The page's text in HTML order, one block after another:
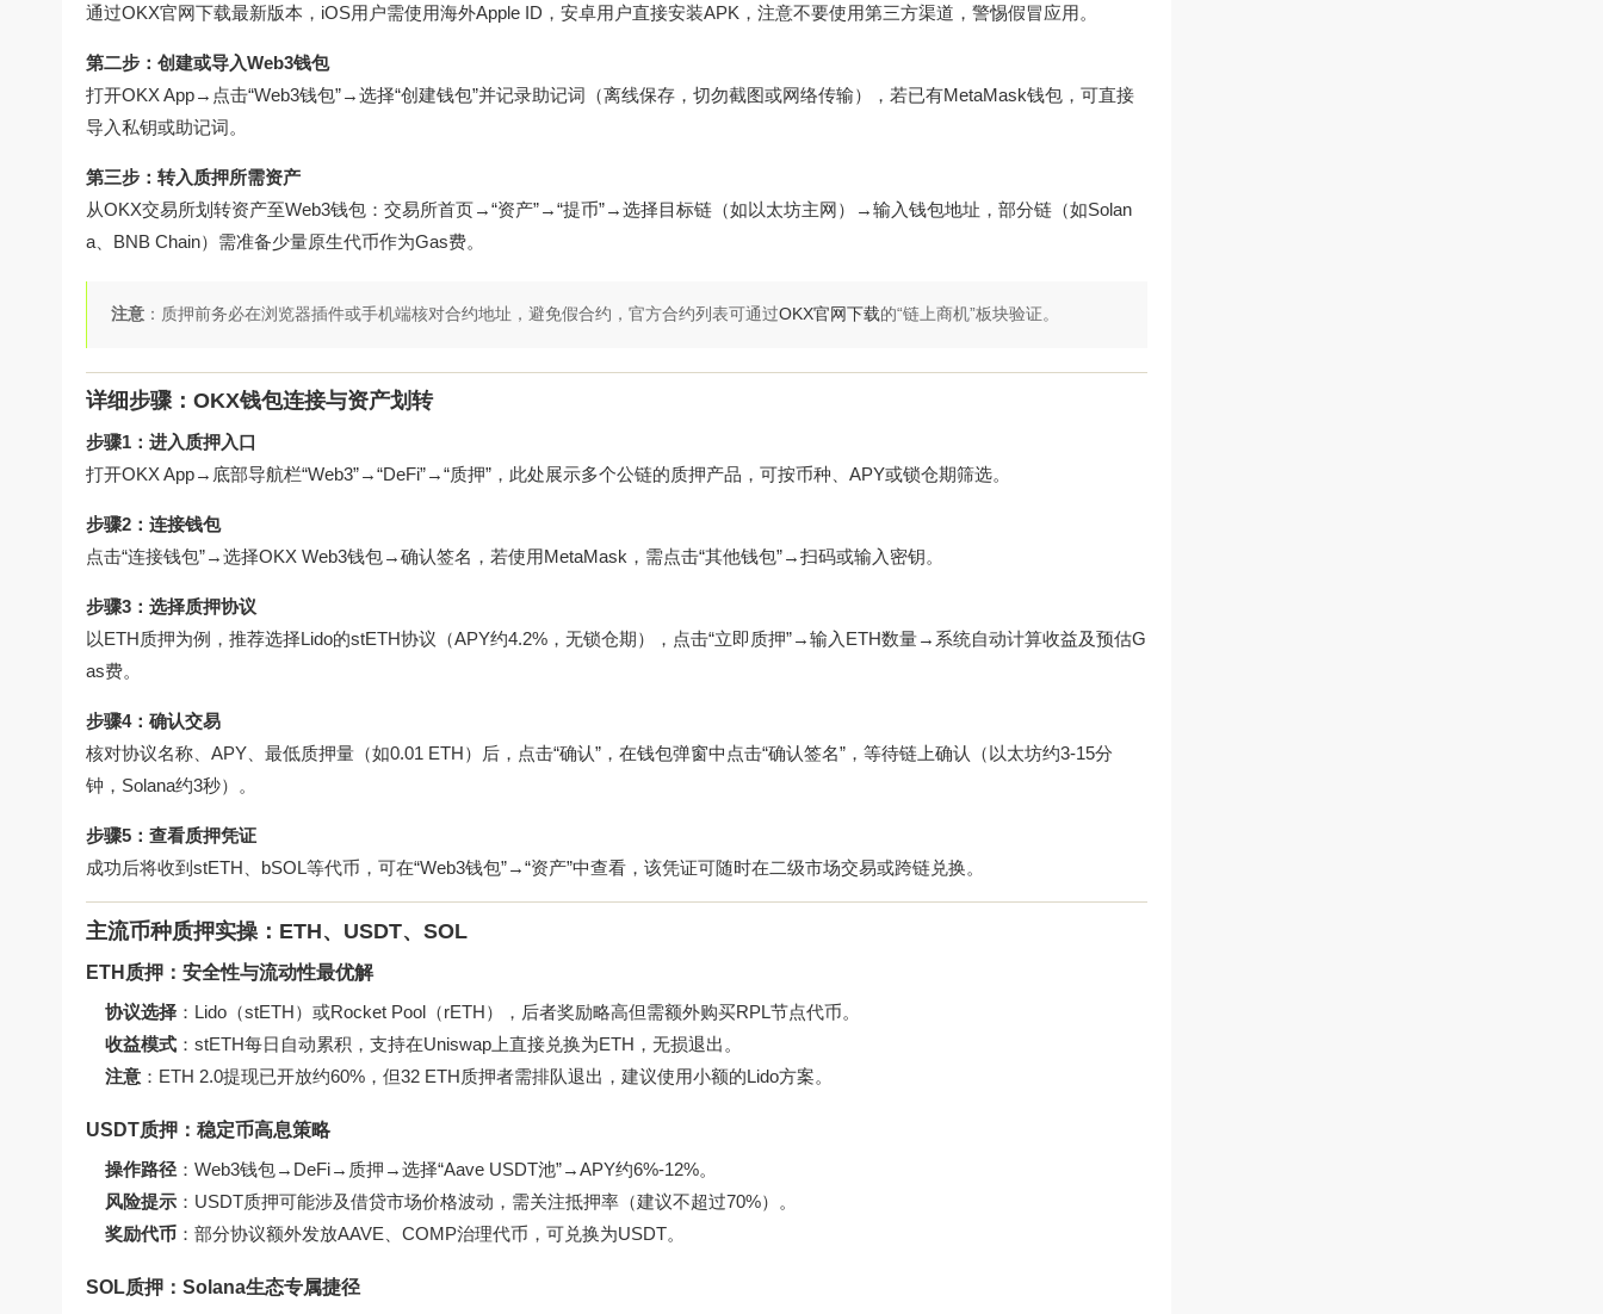
通过OKX官网下载最新版本，iOS用户需使用海外Apple ID，安卓用户直接安装APK，注意不要使用第三方渠道，警惕假冒应用。
第二步：创建或导入Web3钱包
打开OKX App→点击“Web3钱包”→选择“创建钱包”并记录助记词（离线保存，切勿截图或网络传输），若已有MetaMask钱包，可直接
导入私钥或助记词。
第三步：转入质押所需资产
从OKX交易所划转资产至Web3钱包：交易所首页→“资产”→“提币”→选择目标链（如以太坊主网）→输入钱包地址，部分链（如Solan
a、BNB Chain）需准备少量原生代币作为Gas费。
注意 ：质押前务必在浏览器插件或手机端核对合约地址，避免假合约，官方合约列表可通过OKX官网下载的“链上商机”板块验证。
详细步骤：OKX钱包连接与资产划转
步骤1：进入质押入口
打开OKX App→底部导航栏“Web3”→“DeFi”→“质押”，此处展示多个公链的质押产品，可按币种、APY或锁仓期筛选。
步骤2：连接钱包
点击“连接钱包”→选择OKX Web3钱包→确认签名，若使用MetaMask，需点击“其他钱包”→扫码或输入密钥。
步骤3：选择质押协议
以ETH质押为例，推荐选择Lido的stETH协议（APY约4.2%，无锁仓期），点击“立即质押”→输入ETH数量→系统自动计算收益及预估G
as费。
步骤4：确认交易
核对协议名称、APY、最低质押量（如0.01 ETH）后，点击“确认”，在钱包弹窗中点击“确认签名”，等待链上确认（以太坊约3-15分
钟，Solana约3秒）。
步骤5：查看质押凭证
成功后将收到stETH、bSOL等代币，可在“Web3钱包”→“资产”中查看，该凭证可随时在二级市场交易或跨链兑换。
主流币种质押实操：ETH、USDT、SOL
ETH质押：安全性与流动性最优解
协议选择 ：Lido（stETH）或Rocket Pool（rETH），后者奖励略高但需额外购买RPL节点代币。
收益模式 ：stETH每日自动累积，支持在Uniswap上直接兑换为ETH，无损退出。
注意 ：ETH 2.0提现已开放约60%，但32 ETH质押者需排队退出，建议使用小额的Lido方案。
USDT质押：稳定币高息策略
操作路径 ：Web3钱包→DeFi→质押→选择“Aave USDT池”→APY约6%-12%。
风险提示 ：USDT质押可能涉及借贷市场价格波动，需关注抵押率（建议不超过70%）。
奖励代币 ：部分协议额外发放AAVE、COMP治理代币，可兑换为USDT。
SOL质押：Solana生态专属捷径